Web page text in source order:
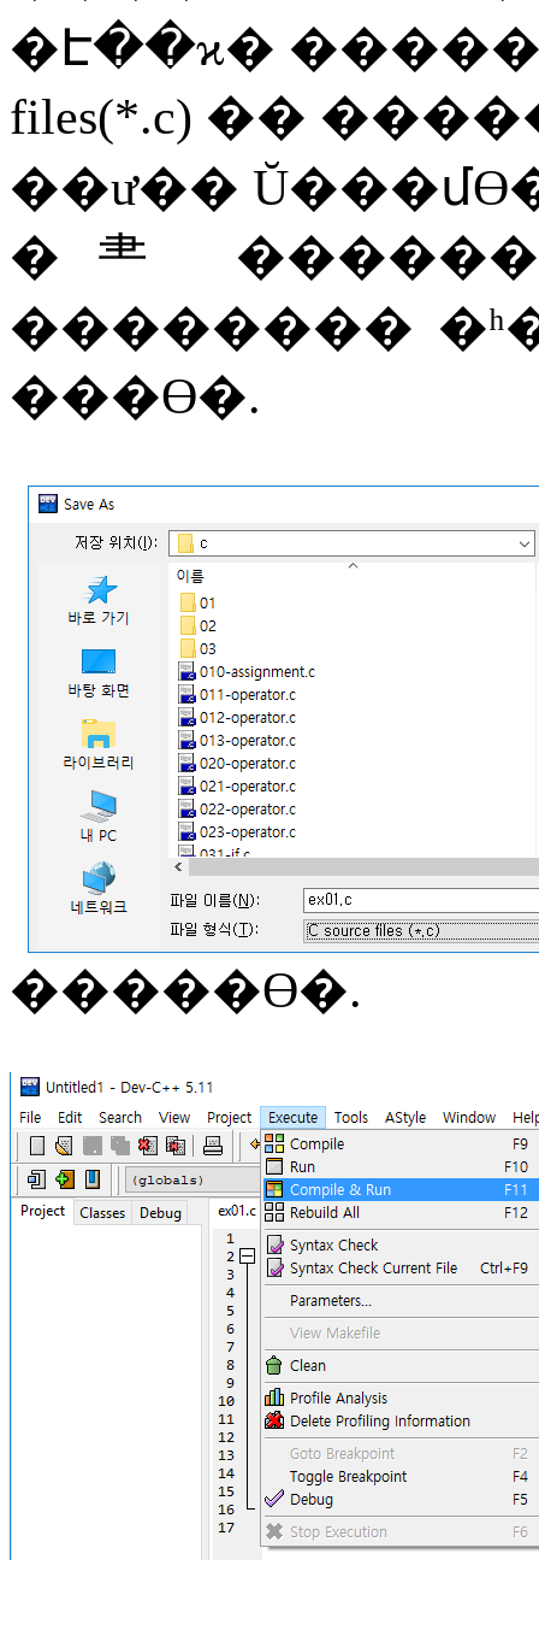
�Է��ϰ�
files(*.c) ��
��ư��
�⺻
������
��������
���ϴ�.
�����ϴ�.